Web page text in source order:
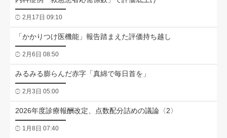
2月17日 09:10
「かかりつけ医機能」報告踏まえた評価持ち越し
2月6日 08:50
みるみる膨らんだ赤字「真綿で毎日首を」
2月3日 05:00
2026年度診療報酬改定、点数配分詰めの議論〈2〉
1月8日 07:40